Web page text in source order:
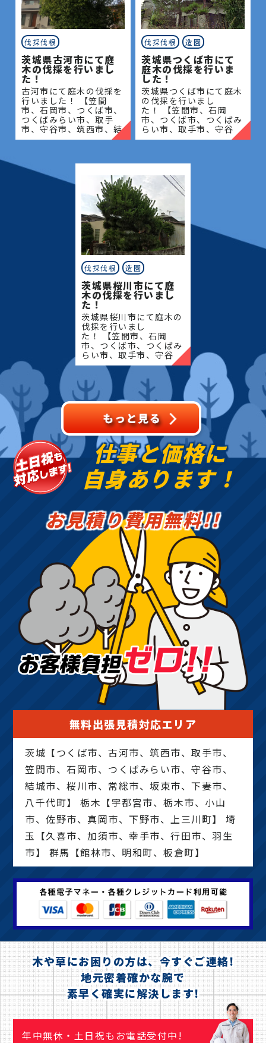
伐採伐根
茨城県古河市にて庭
木の伐採を行いまし
た！
古河市にて庭木の伐採を
行いました！ 【笠間
市、石岡市、つくば市、
つくばみらい市、取手
市、守谷市、筑西市、結
城市、桜川市、常総市、
で伐採・抜根・剪定・草
刈りな
伐採伐根 造園
茨城県つくば市にて
庭木の伐採を行いま
した！
茨城県つくば市にて庭木
の伐採を行いまし
た！ 【笠間市、石岡
市、つくば市、つくばみ
らい市、取手市、守谷
市、筑西市、結城市、桜
町】地域密着で伐採・抜
根・剪定・
伐採伐根 造園
茨城県桜川市にて庭
木の伐採を行いまし
た！
茨城県桜川市にて庭木の
伐採を行いまし
た！ 【笠間市、石岡
市、つくば市、つくばみ
らい市、取手市、守谷
市、筑西市、結城市、桜
川市、常総市、古河市、
坂東市、下妻市、八千代
町】地域密着で伐採・抜
根・剪定・草
仕事と価格に
自身あります！
お見積り費用無料!!
無料出張見積対応エリア
茨城【つくば市、古河市、筑西市、取手市、
笠間市、石岡市、つくばみらい市、守谷市、
結城市、桜川市、常総市、坂東市、下妻市、
八千代町】 栃木【宇都宮市、栃木市、小山
市、佐野市、真岡市、下野市、上三川町】 埼
玉【久喜市、加須市、幸手市、行田市、羽生
市】 群馬【館林市、明和町、板倉町】
木や草にお困りの方は、今すぐご連絡!
地元密着確かな腕で
素早く確実に解決します!
年中無休・土日祝もお電話受付中!